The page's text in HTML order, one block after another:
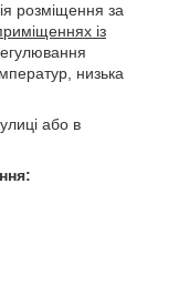
розміщення за
із
низька
або в